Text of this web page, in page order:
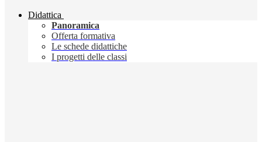
Didattica
Panoramica
Offerta formativa
Le schede didattiche
I progetti delle classi